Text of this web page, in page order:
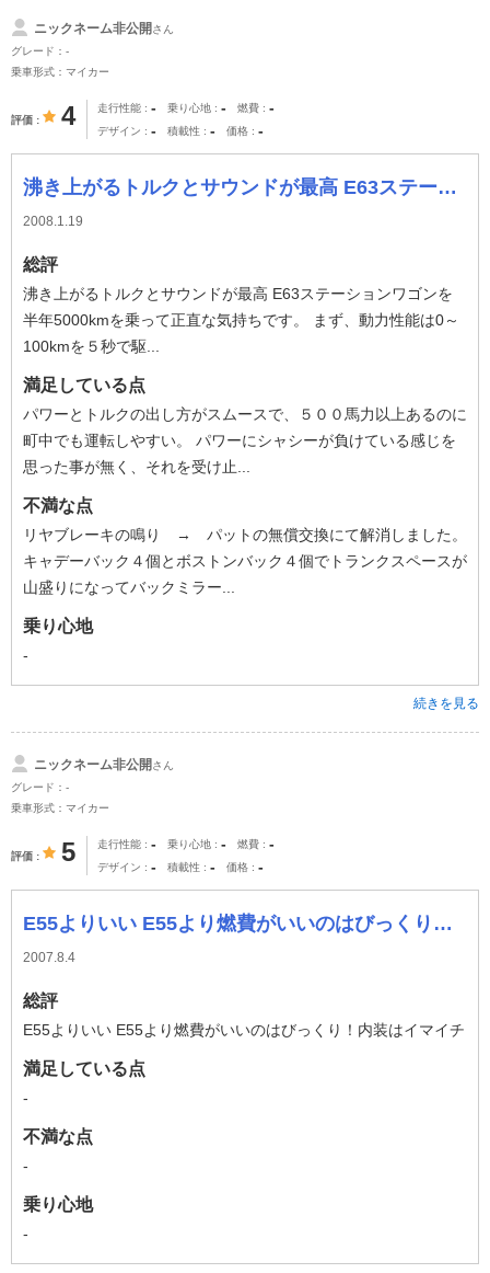
ニックネーム非公開さん
グレード：-
乗車形式：マイカー
評価 4 走行性能 - 乗り心地 - 燃費 -
デザイン - 積載性 - 価格 -
沸き上がるトルクとサウンドが最高 E63ステーションワゴンを半年5000kmを乗って正直な気持ちです。 まず、動力性能は0～100kmを５秒で駆け抜け
2008.1.19
総評
沸き上がるトルクとサウンドが最高 E63ステーションワゴンを
半年5000kmを乗って正直な気持ちです。 まず、動力性能は0～
100kmを５秒で駆...
満足している点
パワーとトルクの出し方がスムースで、５００馬力以上あるのに
町中でも運転しやすい。 パワーにシャシーが負けている感じを
思った事が無く、それを受け止...
不満な点
リヤブレーキの鳴り → パットの無償交換にて解消しました。
キャデーバック４個とボストンバック４個でトランクスペースが
山盛りになってバックミラー...
乗り心地
-
続きを見る
ニックネーム非公開さん
グレード：-
乗車形式：マイカー
評価 5 走行性能 - 乗り心地 - 燃費 -
デザイン - 積載性 - 価格 -
E55よりいい E55より燃費がいいのはびっくり！内装はイマイチ
2007.8.4
総評
E55よりいい E55より燃費がいいのはびっくり！内装はイマイチ
満足している点
-
不満な点
-
乗り心地
-